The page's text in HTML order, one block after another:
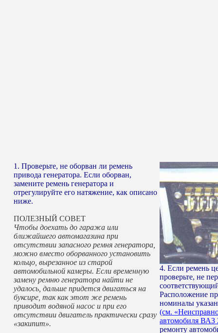
1. Проверьте, не оборван ли ремень
привода генератора. Если оборван,
замените ремень генератора и
отрегулируйте его натяжение, как описано
ниже.
ПОЛЕЗНЫЙ СОВЕТ
Чтобы доехать до гаража или
ближайшего автомагазина при
отсутствии запасного ремня генератора,
можно вместо оборванного установить
кольцо, вырезанное из старой
автомобильной камеры. Если временную
замену ремню генератора найти не
удалось, дальше придется двигаться на
буксире, так как этот же ремень
приводит водяной насос и при его
отсутствии двигатель практически сразу
«закипит».
4. Если ремень
проверьте, не
Расположение
номиналы
(см.
автомобиля ВАЗ
ремонту